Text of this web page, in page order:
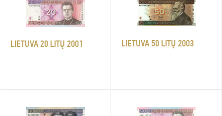
LIETUVA 20 LITŲ 2001 LIETUVA 50 LITŲ 2003